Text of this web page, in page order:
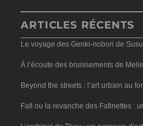
ARTICLES RÉCENTS
Le voyage des Genki-nobori de
À l’écoute des bruissements de Melle
Beyond the streets : l’art urbain au
Fafi ou la revanche des Fafinettes :